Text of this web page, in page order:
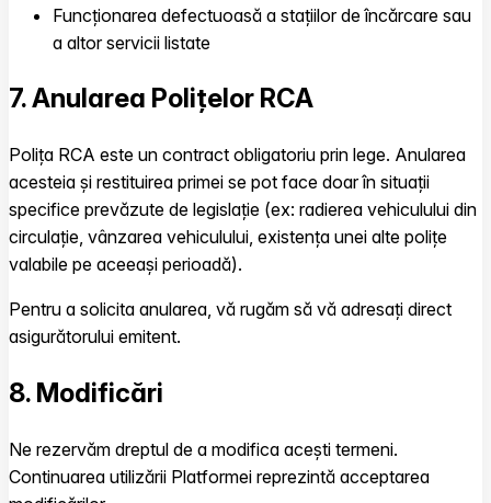
Funcționarea defectuoasă a stațiilor de încărcare sau
a altor servicii listate
7. Anularea Polițelor RCA
Polița RCA este un contract obligatoriu prin lege. Anularea
acesteia și restituirea primei se pot face doar în situații
specifice prevăzute de legislație (ex: radierea vehiculului din
circulație, vânzarea vehiculului, existența unei alte polițe
valabile pe aceeași perioadă).
Pentru a solicita anularea, vă rugăm să vă adresați direct
asigurătorului emitent.
8. Modificări
Ne rezervăm dreptul de a modifica acești termeni.
Continuarea utilizării Platformei reprezintă acceptarea